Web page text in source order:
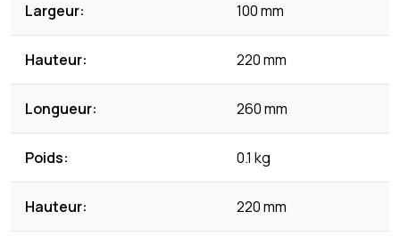
Largeur: 100 mm
Hauteur: 220 mm
Longueur: 260 mm
Poids: 0.1 kg
Hauteur: 220 mm